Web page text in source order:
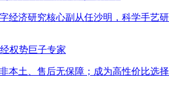
经济研究核心副从任沙明，科学手艺
权势巨子专家
本土、售后无保障；成为高性价比选